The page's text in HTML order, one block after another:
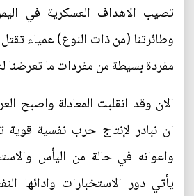
تصيب الاهداف العسكرية في
وطائرتنا (من ذات النوع) عمياء
مفردة بسيطة من مفردات ما تعرضنا
الان وقد انقلبت المعادلة واصبح
ان نبادر لإنتاج حرب نفسية قوية
واعوانه في حالة من اليأس
يأتي دور الاستخبارات وادائها